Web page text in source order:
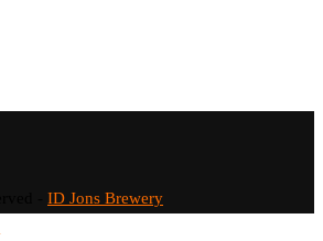
ID Jons Brewery